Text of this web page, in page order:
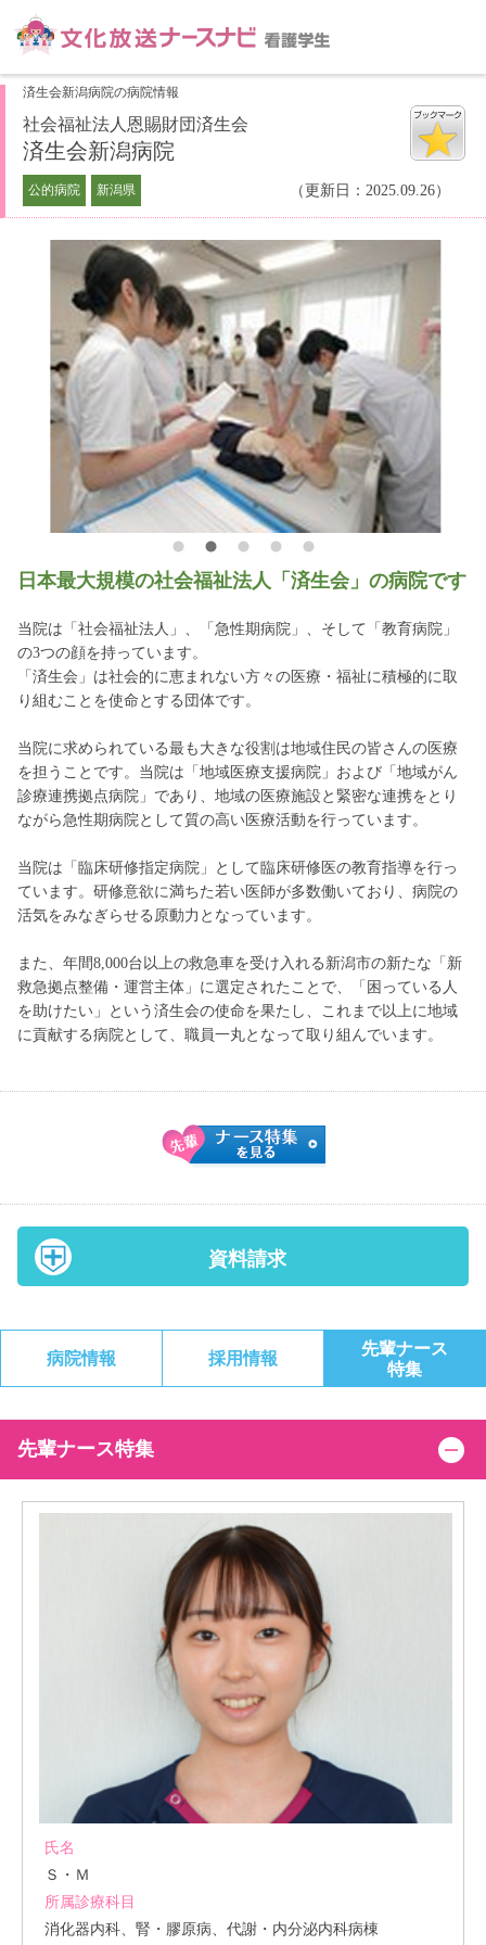
済生会新潟病院の病院情報
社会福祉法人恩賜財団済生会
済生会新潟病院
公的病院 新潟県 （更新日：2025.09.26）
日本最大規模の社会福祉法人「済生会」の病院です
当院は「社会福祉法人」、「急性期病院」、そして「教育病院」
の3つの顔を持っています。
「済生会」は社会的に恵まれない方々の医療・福祉に積極的に取
り組むことを使命とする団体です。
当院に求められている最も大きな役割は地域住民の皆さんの医療
を担うことです。当院は「地域医療支援病院」および「地域がん
診療連携拠点病院」であり、地域の医療施設と緊密な連携をとり
ながら急性期病院として質の高い医療活動を行っています。
当院は「臨床研修指定病院」として臨床研修医の教育指導を行っ
ています。研修意欲に満ちた若い医師が多数働いており、病院の
活気をみなぎらせる原動力となっています。
また、年間8,000台以上の救急車を受け入れる新潟市の新たな「新
救急拠点整備・運営主体」に選定されたことで、「困っている人
を助けたい」という済生会の使命を果たし、これまで以上に地域
に貢献する病院として、職員一丸となって取り組んでいます。
資料請求
病院情報 採用情報
先輩ナース
特集
先輩ナース特集
氏名
Ｓ・Ｍ
所属診療科目
消化器内科、腎・膠原病、代謝・内分泌内科病棟